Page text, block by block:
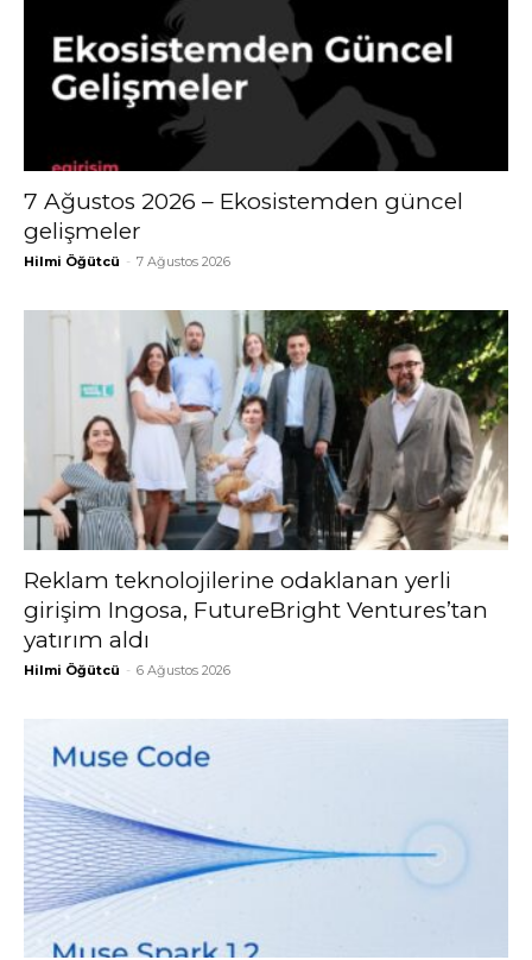
7 Ağustos 2026 – Ekosistemden güncel
gelişmeler
Hilmi Öğütcü - 7 Ağustos 2026
Reklam teknolojilerine odaklanan yerli
girişim Ingosa, FutureBright Ventures’tan
yatırım aldı
Hilmi Öğütcü - 6 Ağustos 2026